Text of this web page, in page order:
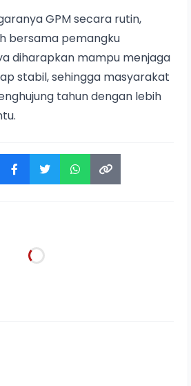
GPM secara rutin,
bersama pemangku
diharapkan mampu menjaga
stabil, sehingga masyarakat
tahun dengan lebih